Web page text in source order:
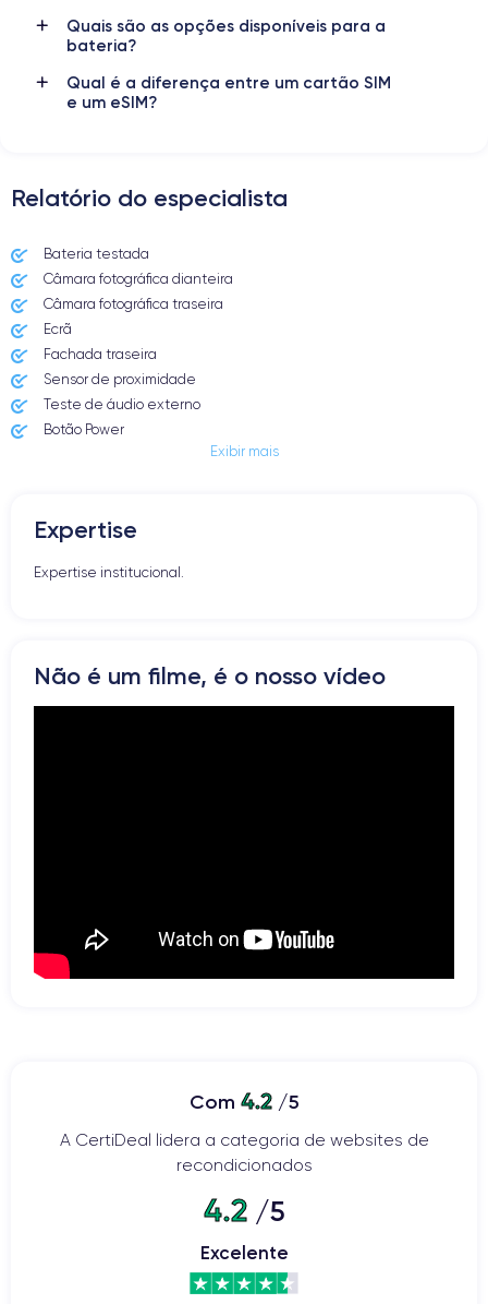
Quais são as opções disponíveis para a
bateria?
Qual é a diferença entre um cartão SIM
e um eSIM?
Relatório do especialista
Bateria testada
Câmara fotográfica dianteira
Câmara fotográfica traseira
Ecrã
Fachada traseira
Sensor de proximidade
Teste de áudio externo
Botão Power
Entrada Jack ou Lightening
Altifalante
Botão Home
Vibrador
Prise USB
Exibir mais
Expertise
Expertise institucional.
Não é um filme, é o nosso vídeo
Com 4.2/5
A CertiDeal lidera a categoria de websites de
recondicionados
4.2/5
Excelente